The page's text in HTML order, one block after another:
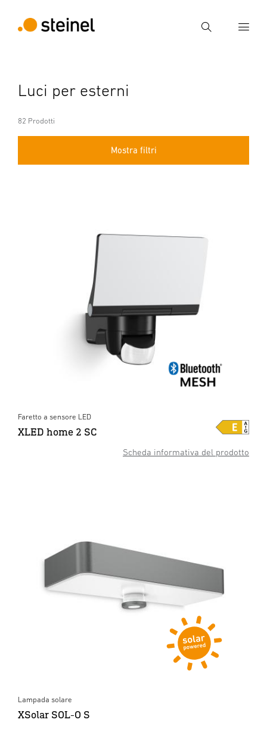
Ricerca
Ricerca
Luci per esterni
82 Prodotti
Mostra filtri
Scheda informativa del prodotto
Faretto a sensore LED
XLED home 2 SC
Lampada solare
XSolar SOL-O S